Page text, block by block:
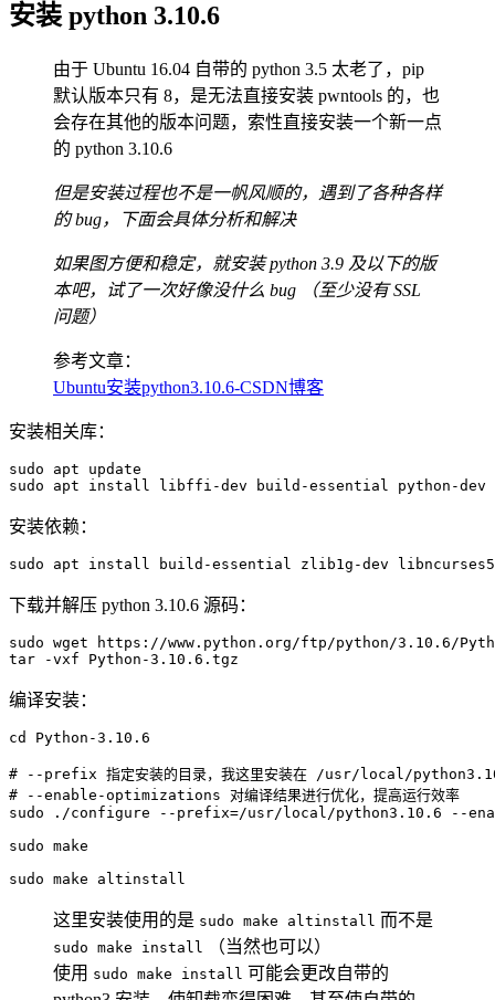
安装 python 3.10.6
由于 Ubuntu 16.04 自带的 python 3.5 太老了，pip
默认版本只有 8，是无法直接安装 pwntools 的，也
会存在其他的版本问题，索性直接安装一个新一点
的 python 3.10.6
但是安装过程也不是一帆风顺的，遇到了各种各样
的 bug，下面会具体分析和解决
如果图方便和稳定，就安装 python 3.9 及以下的版
本吧，试了一次好像没什么 bug （至少没有 SSL
问题）
参考文章：
Ubuntu安装python3.10.6-CSDN博客
安装相关库：
sudo apt
sudo
apt install libffi-dev build-essential python-dev
安装依赖：
sudo apt install build-essential zlib1g-dev
下载并解压 python 3.10.6 源码：
sudo wget
tar
-vxf Python-3.10.6.tgz
编译安装：
cd Python-3.10.6
# --prefix 指定安装的目录，我这里安装在 /usr/local/
# --enable-optimizations 对编译结果进行优化，提高运行效率
sudo ./configure --prefix=/usr/local/python3.10.6 --
sudo make
sudo make altinstall
这里安装使用的是 sudo make altinstall 而不是
sudo make install
（当然也可以）
使用 sudo make install 可能会更改自带的